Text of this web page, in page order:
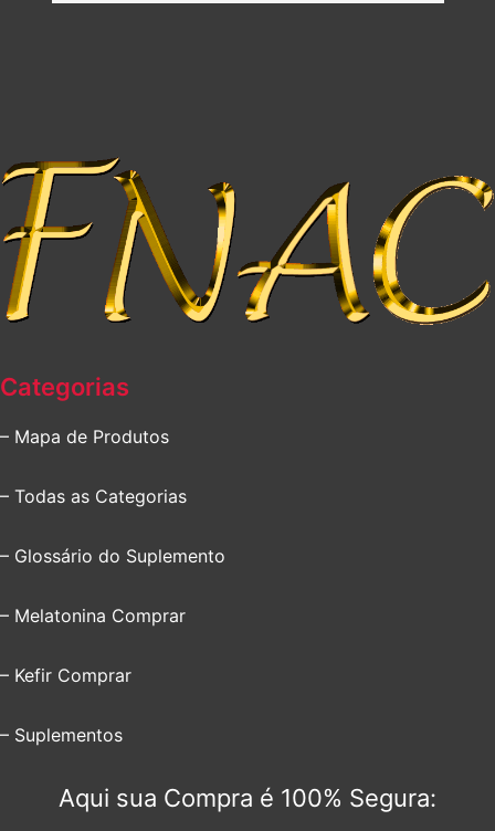
Categorias
– Mapa de Produtos
– Todas as Categorias
– Glossário do Suplemento
– Melatonina Comprar
– Kefir Comprar
– Suplementos
Aqui sua Compra é 100% Segura: